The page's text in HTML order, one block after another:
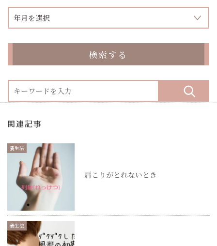
検索する
関連記事
養生法
肩こりがとれないとき
養生法